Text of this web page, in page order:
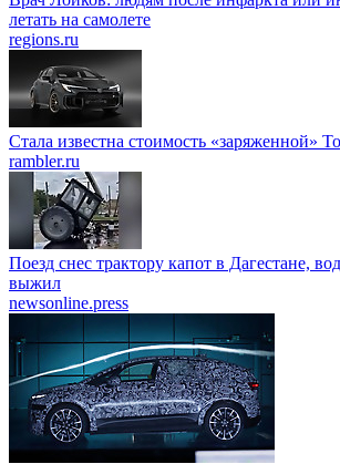
летать на самолете
regions.ru
Стала известна стоимость «заряженной»
rambler.ru
Поезд снес трактору капот в Дагестане,
выжил
newsonline.press